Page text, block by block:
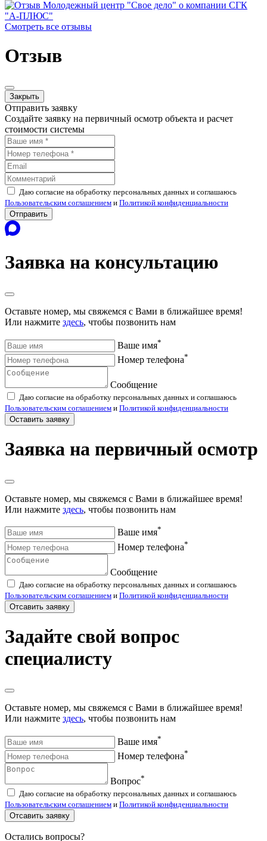
Смотреть все отзывы
Отзыв
Закрыть
Отправить заявку
Создайте заявку на первичный осмотр объекта и расчет
стоимости системы
Даю согласие на обработку персональных данных и соглашаюсь
Пользовательским соглашением и Политикой конфиденциальности
Отправить
Заявка на консультацию
Оставьте номер, мы свяжемся с Вами в ближайшее время!
Или нажмите здесь, чтобы позвонить нам
Ваше имя*
Номер телефона*
Сообщение
Даю согласие на обработку персональных данных и соглашаюсь
Пользовательским соглашением и Политикой конфиденциальности
Оставить заявку
Заявка на первичный осмотр
Оставьте номер, мы свяжемся с Вами в ближайшее время!
Или нажмите здесь, чтобы позвонить нам
Ваше имя*
Номер телефона*
Сообщение
Даю согласие на обработку персональных данных и соглашаюсь
Пользовательским соглашением и Политикой конфиденциальности
Отсавить заявку
Задайте свой вопрос
специалисту
Оставьте номер, мы свяжемся с Вами в ближайшее время!
Или нажмите здесь, чтобы позвонить нам
Ваше имя*
Номер телефона*
Вопрос*
Даю согласие на обработку персональных данных и соглашаюсь
Пользовательским соглашением и Политикой конфиденциальности
Отсавить заявку
Остались вопросы?